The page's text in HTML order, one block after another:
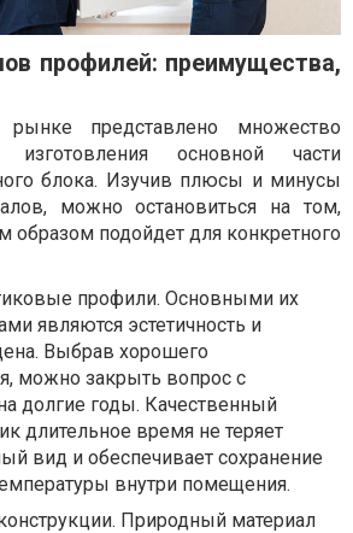
профилей: преимущества,
представлено множество
основной части
блока. Изучив плюсы и минусы
можно остановиться на том,
образом подойдет для конкретного
профили. Основными их
являются эстетичность и
Выбрав хорошего
можно закрыть вопрос с
долгие годы. Качественный
длительное время не теряет
вид и обеспечивает сохранение
внутри помещения.
Природный материал